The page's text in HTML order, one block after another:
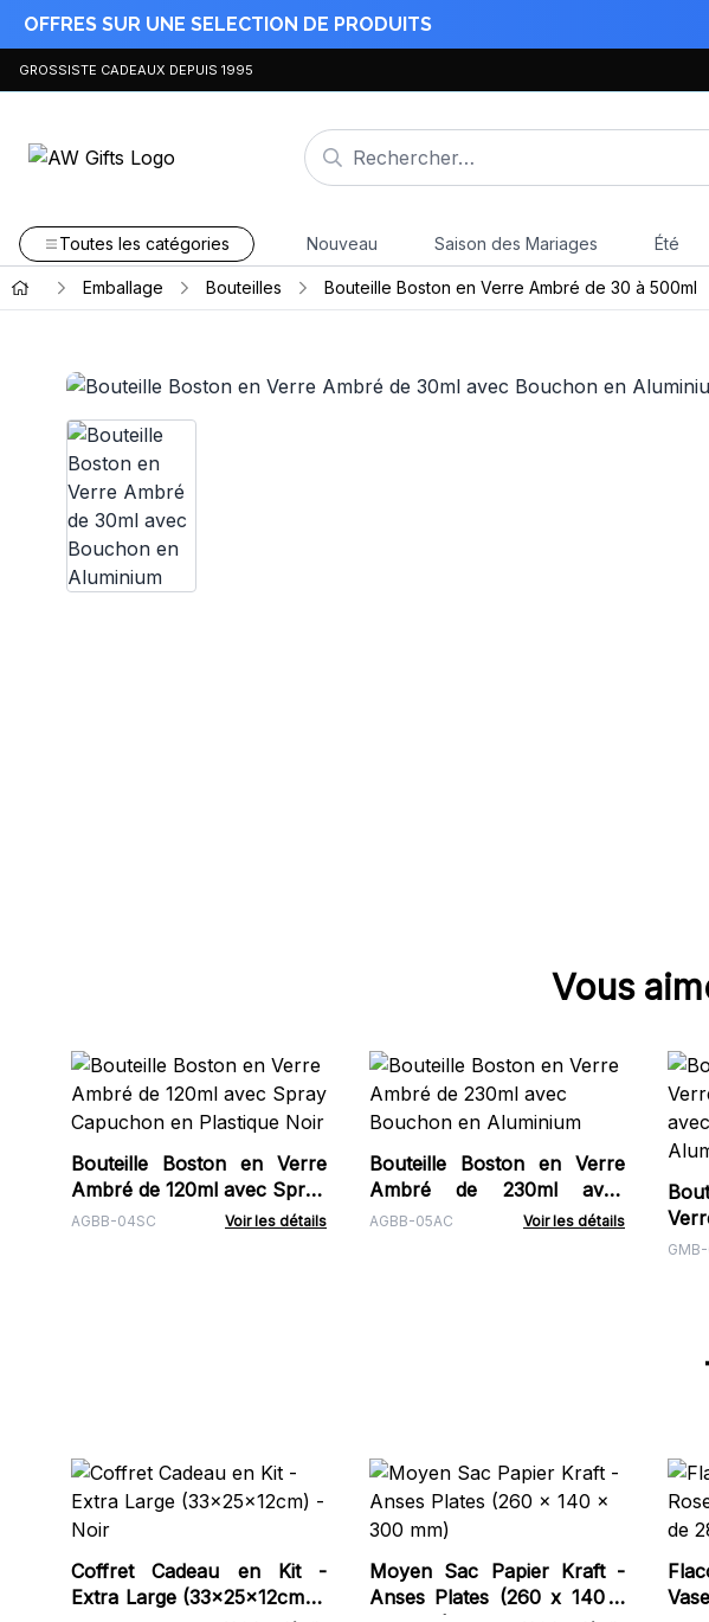
OFFRES SUR UNE SELECTION DE PRODUITS
GROSSISTE CADEAUX DEPUIS 1995
Toutes les catégories Nouveau Saison des Mariages Été
Emballage Bouteilles Bouteille Boston en Verre Ambré de 30 à 500ml
Vous
Bouteille Boston en Verre
Ambré de 120ml avec Spray
Capuchon en Plastique Noir
AGBB-04SC Voir les détails
Bouteille Boston en Verre
Ambré de 230ml avec
Bouchon en Aluminium
AGBB-05AC Voir les détails
Coffret Cadeau en Kit -
Extra Large (33x25x12cm) -
Moyen Sac Papier Kraft -
Anses Plates (260 x 140 x